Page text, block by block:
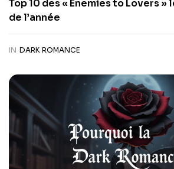
Top 10 des « Enemies to Lovers
de l’année
IN DARK ROMANCE